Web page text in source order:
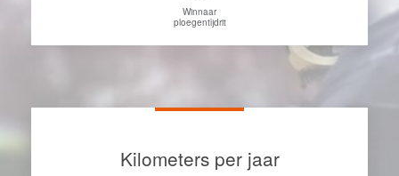
Winnaar
ploegentijdrit
Kilometers per jaar